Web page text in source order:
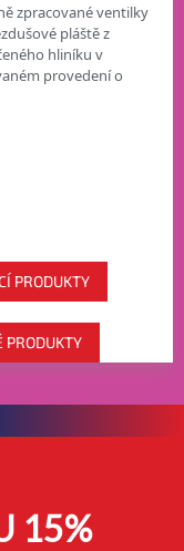
zpracované ventilky
pláště z
hliníku v
provedení o
PRODUKTY
PRODUKTY
15%